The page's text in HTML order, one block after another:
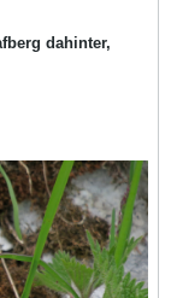
dahinter,